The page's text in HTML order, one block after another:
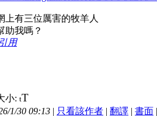
上有三位厲害的牧羊人
助我嗎？
引用
小: tT
1/30 09:13 | 只看該作者 | 翻譯 | 書面